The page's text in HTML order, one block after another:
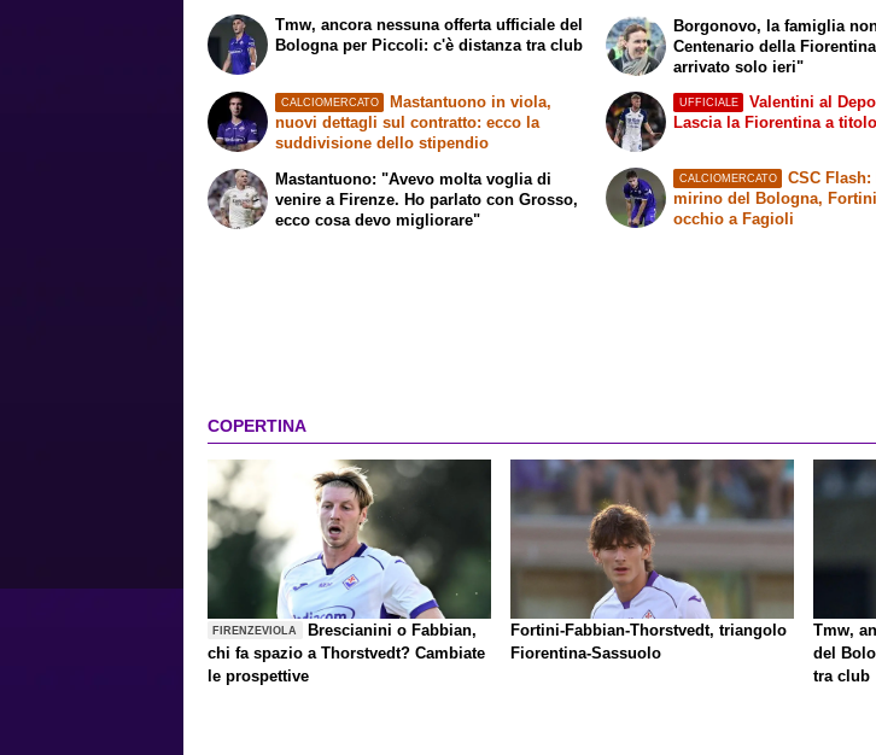
Tmw, ancora nessuna offerta ufficiale del
Bologna per Piccoli: c'è distanza tra club
Borgonovo, la famiglia
Centenario della
arrivato solo ieri"
CALCIOMERCATO
Mastantuono in viola,
nuovi dettagli sul contratto: ecco la
suddivisione dello stipendio
Mastantuono: "Avevo molta voglia di
venire a Firenze. Ho parlato con Grosso,
ecco cosa devo migliorare"
UFFICIALE
Valentini al
Lascia la Fiorentina a
CALCIOMERCATO
CSC
mirino del Bologna,
occhio a Fagioli
COPERTINA
FIRENZEVIOLA
Brescianini o Fabbian,
chi fa spazio a Thorstvedt? Cambiate
le prospettive
Fortini-Fabbian-Thorstvedt, triangolo
Fiorentina-Sassuolo
Tmw,
del
tra club